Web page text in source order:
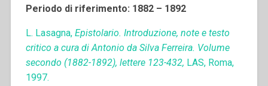
Periodo di riferimento: 1882 – 1892
L. Lasagna, Epistolario. Introduzione, note e testo
critico a cura di Antonio da Silva Ferreira. Volume
secondo (1882-1892), lettere 123-432, LAS, Roma,
1997.